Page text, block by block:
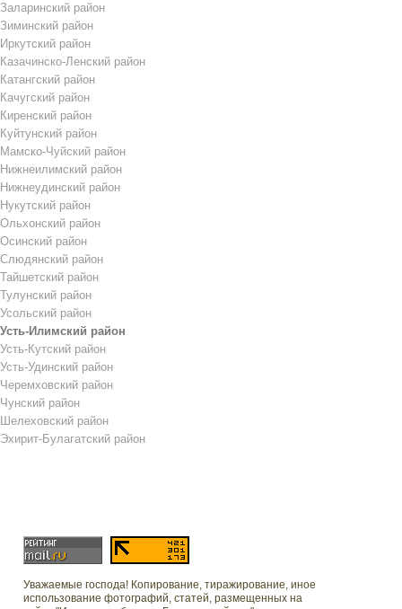
Заларинский район
Зиминский район
Иркутский район
Казачинско-Ленский район
Катангский район
Качугский район
Киренский район
Куйтунский район
Мамско-Чуйский район
Нижнеилимский район
Нижнеудинский район
Нукутский район
Ольхонский район
Осинский район
Слюдянский район
Тайшетский район
Тулунский район
Усольский район
Усть-Илимский район
Усть-Кутский район
Усть-Удинский район
Черемховский район
Чунский район
Шелеховский район
Эхирит-Булагатский район
Уважаемые господа! Копирование, тиражирование, иное
использование фотографий, статей, размещенных на